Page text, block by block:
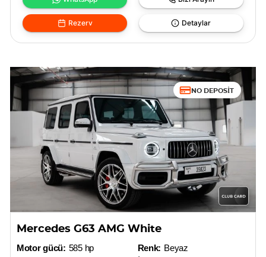
Rezerv Detaylar
NO DEPOSIT
Mercedes G63 AMG White
Motor gücü: 585 hp
Renk: Beyaz